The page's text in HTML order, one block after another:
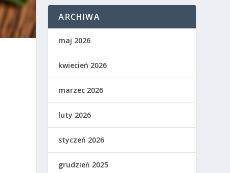
ARCHIWA
maj 2026
kwiecień 2026
marzec 2026
luty 2026
styczeń 2026
grudzień 2025